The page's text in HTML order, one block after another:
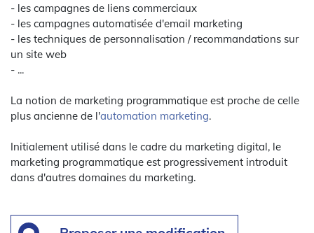
- les campagnes de liens commerciaux
- les campagnes automatisée d'email marketing
- les techniques de personnalisation / recommandations sur
un site web
- ...
La notion de marketing programmatique est proche de celle
plus ancienne de l'automation marketing.
Initialement utilisé dans le cadre du marketing digital, le
marketing programmatique est progressivement introduit
dans d'autres domaines du marketing.